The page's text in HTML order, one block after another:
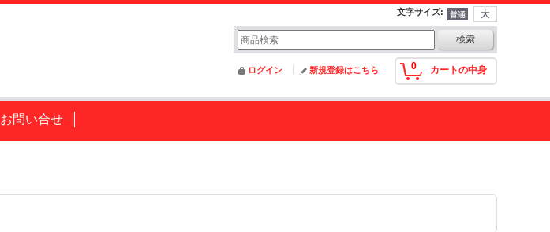
文字サイズ:
0 カートの中身
ログイン 新規登録はこちら
お問い合せ